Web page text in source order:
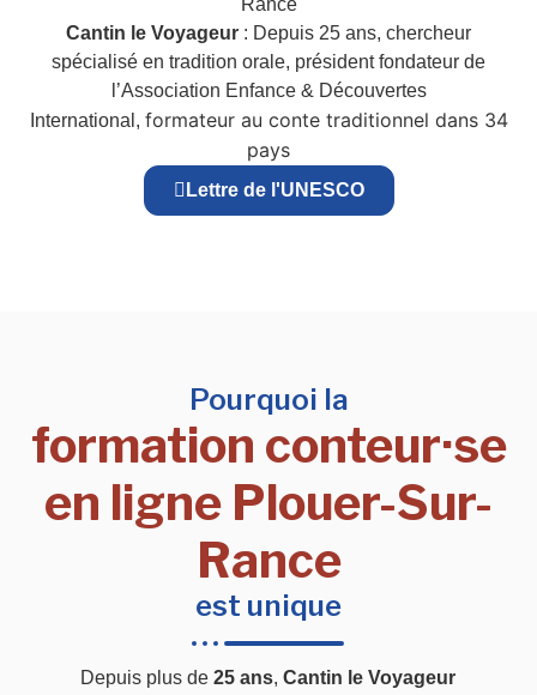
Cantin le Voyageur : Depuis 25 ans, chercheur
spécialisé en tradition orale, président fondateur de
l’Association Enfance & Découvertes
International, formateur au conte traditionnel dans 34
pays
Lettre de l'UNESCO
Pourquoi la
formation conteur·se
en ligne Plouer-Sur-
Rance
est unique
Depuis plus de25 ans,Cantin le Voyageur